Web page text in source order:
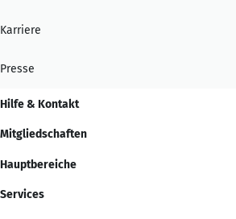
Karriere
Presse
Hilfe & Kontakt
Mitgliedschaften
Hauptbereiche
Services